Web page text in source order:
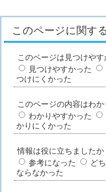
このページに関す
このページは見つけやす
見つけやすかった
つけにくかった
このページの内容はわ
わかりやすかった
かりにくかった
情報は役に立ちましたか
参考になった
ど
ならなかった